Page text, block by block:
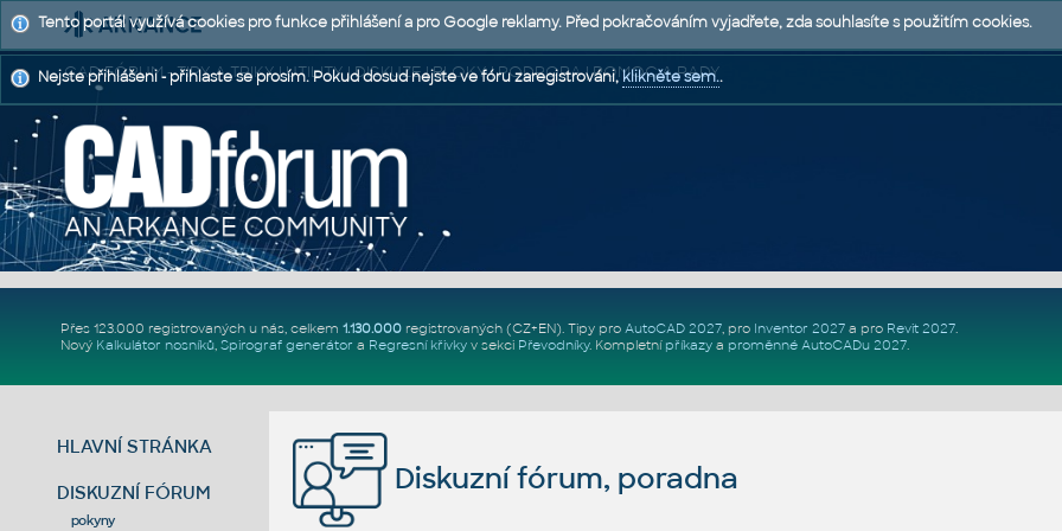
CAD FÓRUM - TIPY A TRIKY | UTILITY | DISKUZE | BLOKY | PODPORA | POMOC A RADY
Přes 123.000 registrovaných u nás, celkem 1.130.000registrovaných (CZ+EN). Tipy pro AutoCAD 2027, pro Inventor 2027a pro Revit 2027.
Nový Kalkulátor nosníků, Spirograf generátor a Regresní křivkyv sekci Převodníky. Kompletní příkazya proměnné AutoCADu 2027.
HLAVNÍ STRÁNKA
DISKUZNÍ FÓRUM
pokyny
Diskuzní fórum, poradna
Tento portál využívá cookies pro funkce přihlášení a pro Google reklamy. Před pokračováním vyjadřete, zda souhlasíte s použitím cookies.
Nejste přihlášeni - přihlaste se prosím. Pokud dosud nejste ve fóru zaregistrováni,klikněte sem..